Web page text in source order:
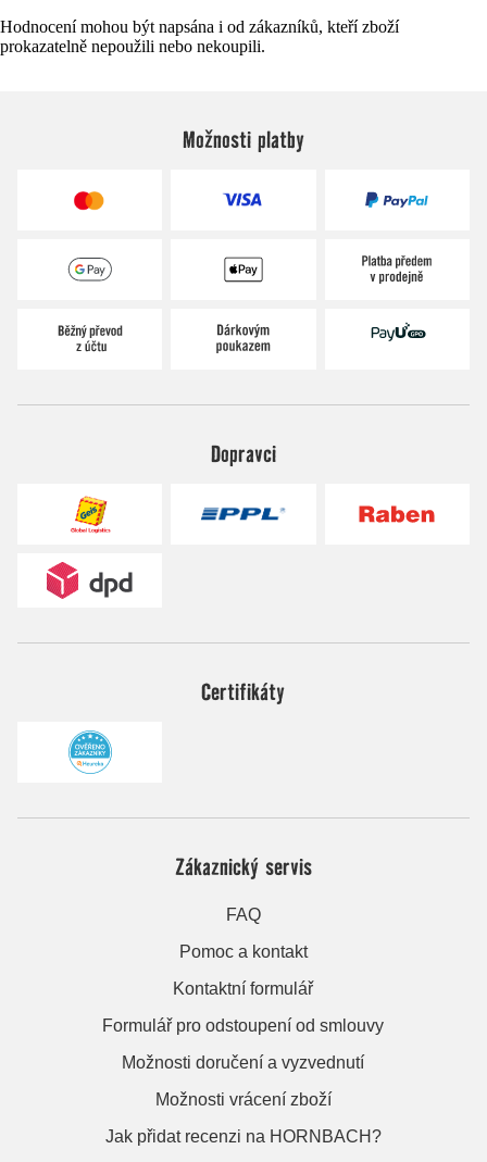
Hodnocení mohou být napsána i od zákazníků, kteří zboží
prokazatelně nepoužili nebo nekoupili.
Možnosti platby
Dopravci
Certifikáty
Zákaznický servis
FAQ
Pomoc a kontakt
Kontaktní formulář
Formulář pro odstoupení od smlouvy
Možnosti doručení a vyzvednutí
Možnosti vrácení zboží
Jak přidat recenzi na HORNBACH?